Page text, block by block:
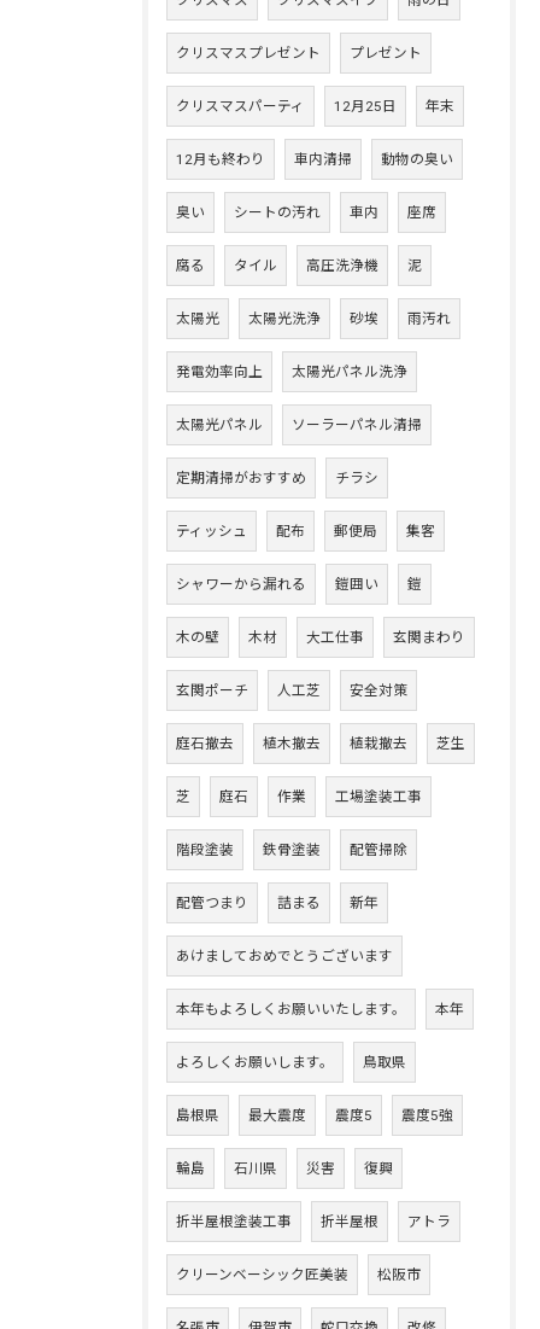
クリスマスプレゼント プレゼント
クリスマスパーティ 12月25日 年末
12月も終わり 車内清掃 動物の臭い
臭い シートの汚れ 車内 座席
腐る タイル 高圧洗浄機 泥
太陽光 太陽光洗浄 砂埃 雨汚れ
発電効率向上 太陽光パネル洗浄
太陽光パネル ソーラーパネル清掃
定期清掃がおすすめ チラシ
ティッシュ 配布 郵便局 集客
シャワーから漏れる 鎧囲い 鎧
木の壁 木材 大工仕事 玄関まわり
玄関ポーチ 人工芝 安全対策
庭石撤去 植木撤去 植栽撤去 芝生
芝 庭石 作業 工場塗装工事
階段塗装 鉄骨塗装 配管掃除
配管つまり 詰まる 新年
あけましておめでとうございます
本年もよろしくお願いいたします。 本年
よろしくお願いします。 鳥取県
島根県 最大震度 震度5 震度5強
輪島 石川県 災害 復興
折半屋根塗装工事 折半屋根 アトラ
クリーンベーシック匠美装 松阪市